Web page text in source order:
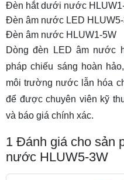
Đèn hắt dưới nước
Đèn âm nước LED
Đèn âm nước HLUW1-5W
Dòng đèn LED âm nước
pháp chiếu sáng hoàn
môi trường nước lẫn hóa
để được chuyên viên kỹ
và báo giá chính xác.
1 Đánh giá cho sản
nước HLUW5-3W